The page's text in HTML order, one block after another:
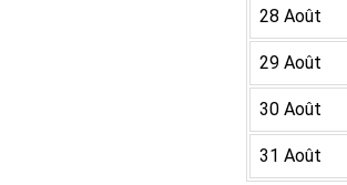
28 Août
29 Août
30 Août
31 Août